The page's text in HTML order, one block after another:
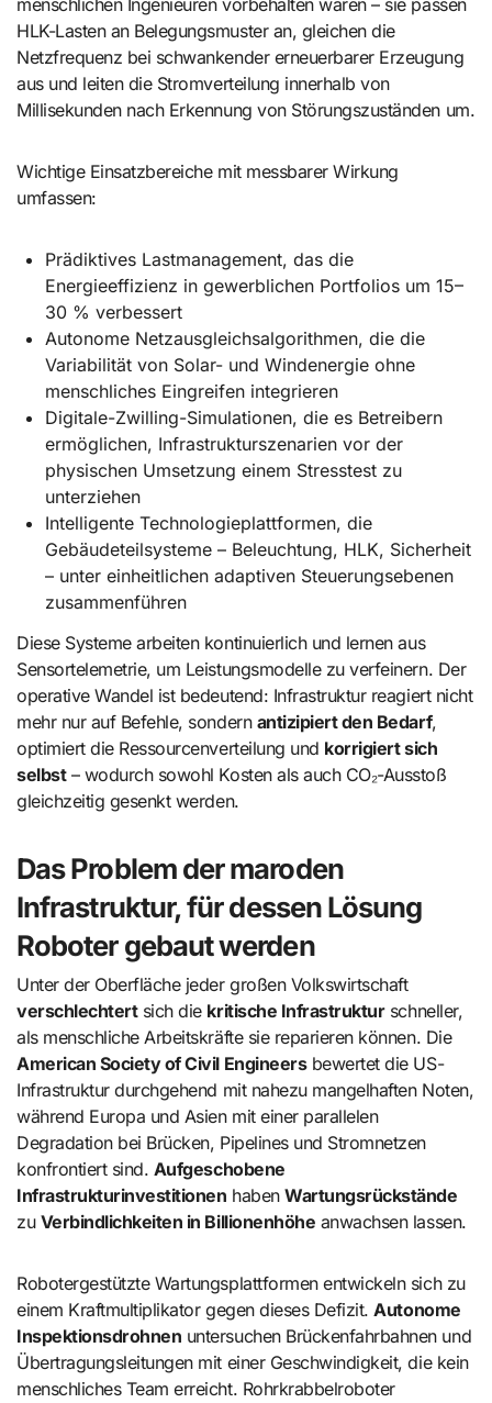
HLK-Lasten an Belegungsmuster an, gleichen die
Netzfrequenz bei schwankender erneuerbarer Erzeugung
aus und leiten die Stromverteilung innerhalb von
Millisekunden nach Erkennung von Störungszuständen um.
Wichtige Einsatzbereiche mit messbarer Wirkung
umfassen:
Prädiktives Lastmanagement, das die
Energieeffizienz in gewerblichen Portfolios um 15–
30 % verbessert
Autonome Netzausgleichsalgorithmen, die die
Variabilität von Solar- und Windenergie ohne
menschliches Eingreifen integrieren
Digitale-Zwilling-Simulationen, die es Betreibern
ermöglichen, Infrastrukturszenarien vor der
physischen Umsetzung einem Stresstest zu
unterziehen
Intelligente Technologieplattformen, die
Gebäudeteilsysteme – Beleuchtung, HLK, Sicherheit
– unter einheitlichen adaptiven Steuerungsebenen
zusammenführen
Diese Systeme arbeiten kontinuierlich und lernen aus
Sensortelemetrie, um Leistungsmodelle zu verfeinern. Der
operative Wandel ist bedeutend: Infrastruktur reagiert nicht
mehr nur auf Befehle, sondern antizipiert den Bedarf,
optimiert die Ressourcenverteilung und korrigiert sich
selbst– wodurch sowohl Kosten als auch CO₂-Ausstoß
gleichzeitig gesenkt werden.
Das Problem der maroden
Infrastruktur, für dessen Lösung
Roboter gebaut werden
Unter der Oberfläche jeder großen Volkswirtschaft
verschlechtertsich die kritische Infrastrukturschneller,
als menschliche Arbeitskräfte sie reparieren können. Die
American Society of Civil Engineersbewertet die US-
Infrastruktur durchgehend mit nahezu mangelhaften Noten,
während Europa und Asien mit einer parallelen
Degradation bei Brücken, Pipelines und Stromnetzen
konfrontiert sind. Aufgeschobene
Infrastrukturinvestitionen habenWartungsrückstände
zu Verbindlichkeiten in Billionenhöhe anwachsen lassen.
Robotergestützte Wartungsplattformen entwickeln sich zu
einem Kraftmultiplikator gegen dieses Defizit.Autonome
Inspektionsdrohnen untersuchen Brückenfahrbahnen und
Übertragungsleitungen mit einer Geschwindigkeit, die kein
menschliches Team erreicht. Rohrkrabbelroboter